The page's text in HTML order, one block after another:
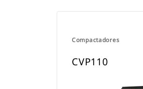
Compactadores
CVP110